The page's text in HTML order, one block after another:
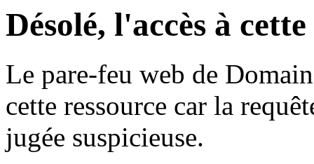
Désolé, l'accès à
Le pare-feu web de
cette ressource car la
jugée suspicieuse.